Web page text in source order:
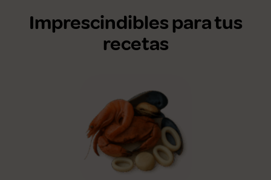
Imprescindibles para tus
recetas